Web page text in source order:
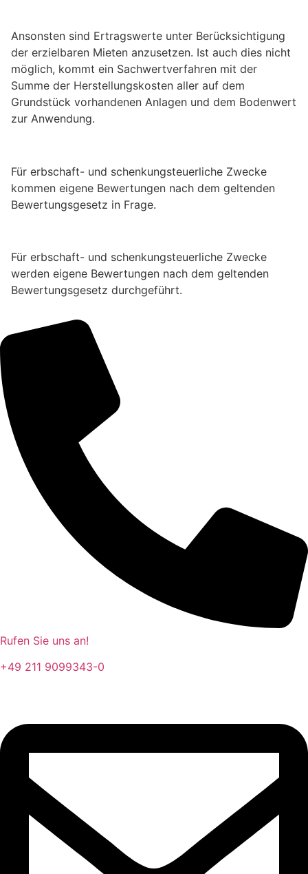
Ansonsten sind Ertragswerte unter Berücksichtigung
der erzielbaren Mieten anzusetzen. Ist auch dies nicht
möglich, kommt ein Sachwertverfahren mit der
Summe der Herstellungskosten aller auf dem
Grundstück vorhandenen Anlagen und dem Bodenwert
zur Anwendung.
Für erbschaft- und schenkungsteuerliche Zwecke
kommen eigene Bewertungen nach dem geltenden
Bewertungsgesetz in Frage.
Für erbschaft- und schenkungsteuerliche Zwecke
werden eigene Bewertungen nach dem geltenden
Bewertungsgesetz durchgeführt.
Rufen Sie uns an!
+49 211 9099343-0